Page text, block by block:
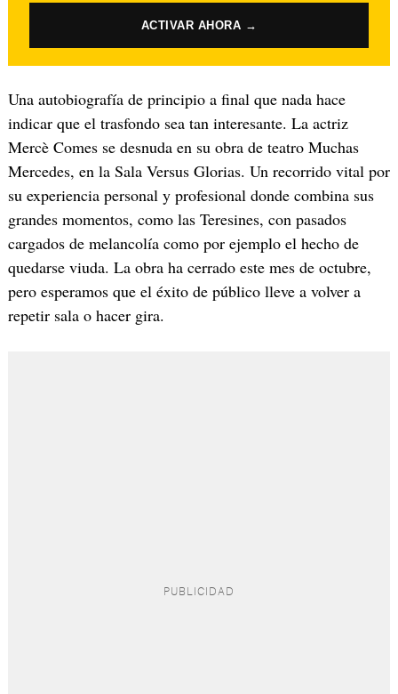
ACTIVAR AHORA →
Una autobiografía de principio a final que nada hace
indicar que el trasfondo sea tan interesante. La actriz
Mercè Comes se desnuda en su obra de teatro Muchas
Mercedes, en la Sala Versus Glorias. Un recorrido vital por
su experiencia personal y profesional donde combina sus
grandes momentos, como las Teresines, con pasados
cargados de melancolía como por ejemplo el hecho de
quedarse viuda. La obra ha cerrado este mes de octubre,
pero esperamos que el éxito de público lleve a volver a
repetir sala o hacer gira.